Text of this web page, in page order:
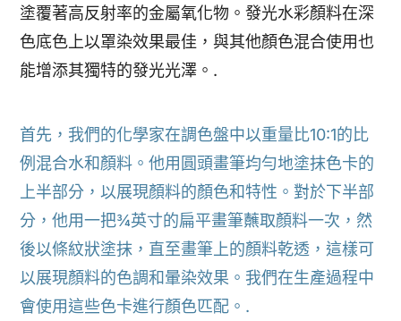
塗覆著高反射率的金屬氧化物。發光水彩顏料在深
色底色上以罩染效果最佳，與其他顏色混合使用也
能增添其獨特的發光光澤。.
首先，我們的化學家在調色盤中以重量比10:1的比
例混合水和顏料。他用圓頭畫筆均勻地塗抹色卡的
上半部分，以展現顏料的顏色和特性。對於下半部
分，他用一把¾英寸的扁平畫筆蘸取顏料一次，然
後以條紋狀塗抹，直至畫筆上的顏料乾透，這樣可
以展現顏料的色調和暈染效果。我們在生產過程中
會使用這些色卡進行顏色匹配。.